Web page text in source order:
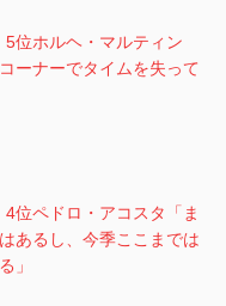
位ホルヘ・マルティン
コーナーでタイムを失って
位ペドロ・アコスタ「ま
あるし、今季ここまでは
」